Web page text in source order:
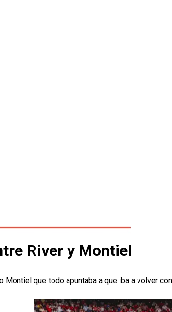
de 420 millones por el club
el ataque nervionense
River y Montiel
que todo apuntaba a que iba a volver